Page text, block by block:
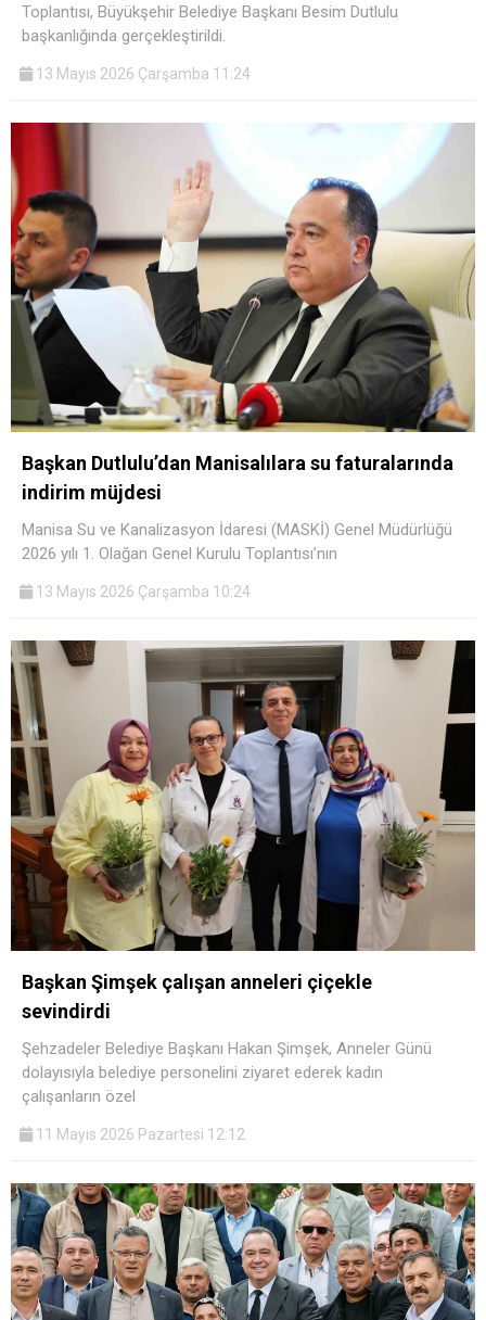
Toplantısı, Büyükşehir Belediye Başkanı Besim Dutlulu
başkanlığında gerçekleştirildi.
13 Mayıs 2026 Çarşamba 11:24
Başkan Dutlulu’dan Manisalılara su faturalarında
indirim müjdesi
Manisa Su ve Kanalizasyon İdaresi (MASKİ) Genel Müdürlüğü
2026 yılı 1. Olağan Genel Kurulu Toplantısı’nın
13 Mayıs 2026 Çarşamba 10:24
Başkan Şimşek çalışan anneleri çiçekle
sevindirdi
Şehzadeler Belediye Başkanı Hakan Şimşek, Anneler Günü
dolayısıyla belediye personelini ziyaret ederek kadın
çalışanların özel
11 Mayıs 2026 Pazartesi 12:12